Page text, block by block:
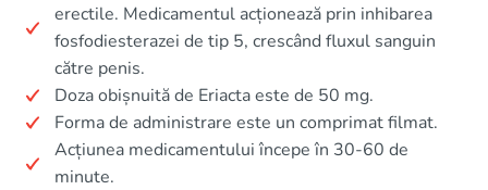
erectile. Medicamentul acționează prin inhibarea
fosfodiesterazei de tip 5, crescând fluxul sanguin
către penis.
Doza obișnuită de Eriacta este de 50 mg.
Forma de administrare este un comprimat filmat.
Acțiunea medicamentului începe în 30-60 de
minute.